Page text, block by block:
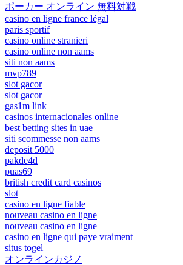
ポーカー オンライン 無料対戦
casino en ligne france légal
paris sportif
casino online stranieri
casino online non aams
siti non aams
mvp789
slot gacor
slot gacor
gas1m link
casinos internacionales online
best betting sites in uae
siti scommesse non aams
deposit 5000
pakde4d
puas69
british credit card casinos
slot
casino en ligne fiable
nouveau casino en ligne
nouveau casino en ligne
casino en ligne qui paye vraiment
situs togel
オンラインカジノ